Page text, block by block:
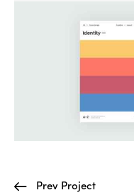
Prev Project